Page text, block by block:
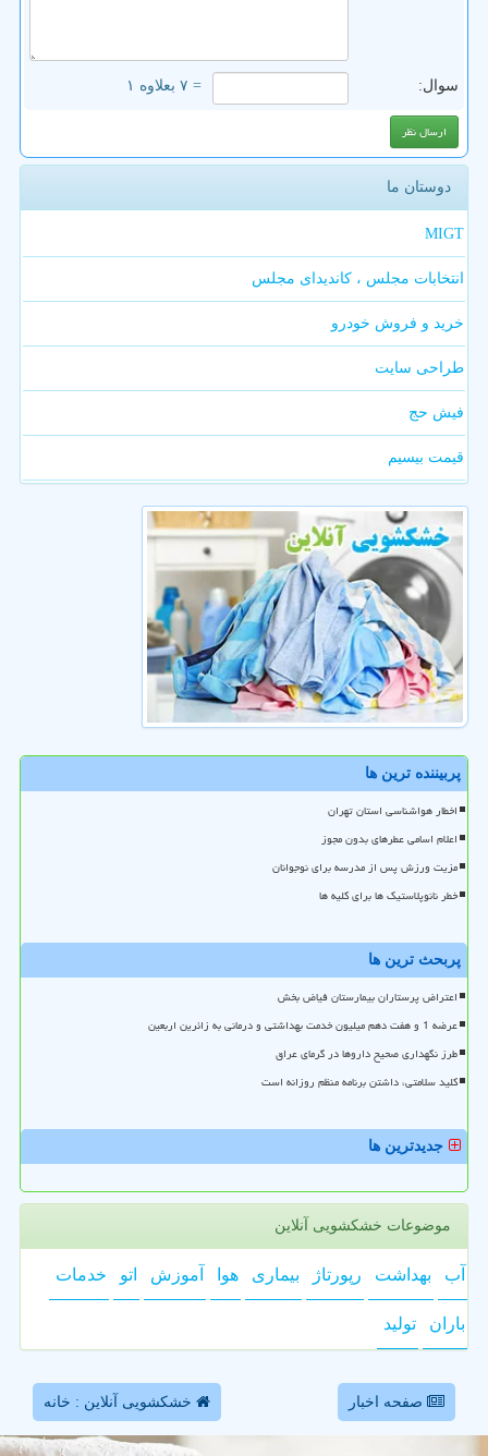
سوال: = ۷ بعلاوه ۱
دوستان ما
MIGT
انتخابات مجلس ، کاندیدای مجلس
خرید و فروش خودرو
طراحی سایت
فیش حج
قیمت بیسیم
پربیننده ترین ها
اخطار هواشناسی استان تهران
اعلام اسامی عطرهای بدون مجوز
مزیت ورزش پس از مدرسه برای نوجوانان
خطر نانوپلاستیک ها برای کلیه ها
پربحث ترین ها
اعتراض پرستاران بیمارستان فیاض بخش
عرضه 1 و هفت دهم میلیون خدمت بهداشتی و درمانی به زائرین اربعین
طرز نگهداری صحیح داروها در گرمای عراق
کلید سلامتی، داشتن برنامه منظم روزانه است
جدیدترین ها
موضوعات خشکشویی آنلاین
آب بهداشت رپورتاژ بیماری هوا آموزش اتو خدمات
باران تولید
صفحه اخبار خشکشویی آنلاین : خانه